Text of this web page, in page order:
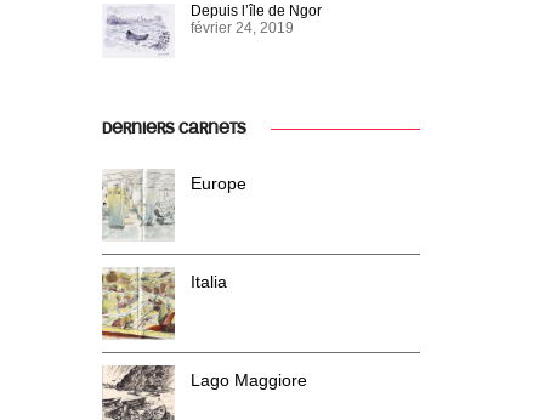
Depuis l’île de Ngor
février 24, 2019
DERNIERS CARNETS
Europe
Italia
Lago Maggiore